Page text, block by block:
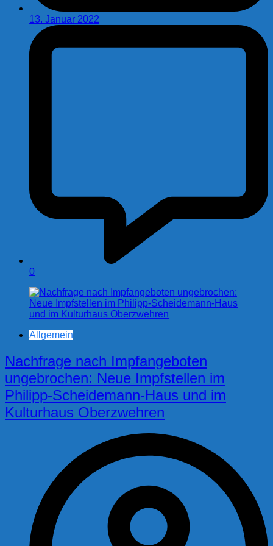
13. Januar 2022
0
Allgemein
Nachfrage nach Impfangeboten
ungebrochen: Neue Impfstellen im
Philipp-Scheidemann-Haus und im
Kulturhaus Oberzwehren